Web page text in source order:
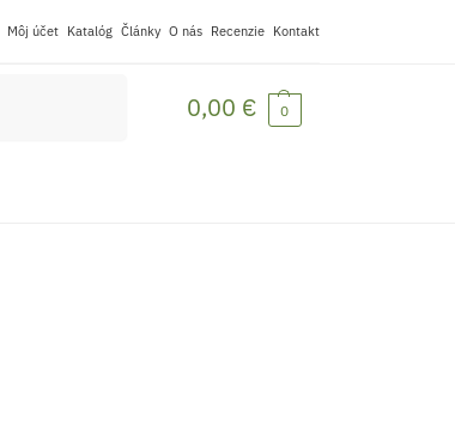
Môj účet Katalóg Články O nás Recenzie Kontakt
0,00 € 0